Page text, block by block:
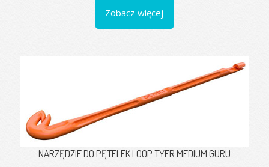
Zobacz więcej
NARZĘDZIE DO PĘTELEK LOOP TYER MEDIUM GURU